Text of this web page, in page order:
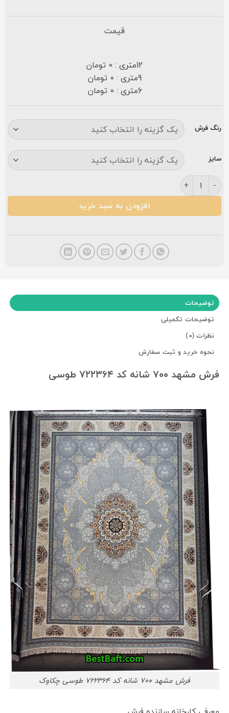
قیمت
12متری : 0 تومان
9متری : 0 تومان
6متری : 0 تومان
رنگ فرش
سایز
فرش مشهد ۷۰۰ شانه کد ۷۲۲۳۶۴ طوسی چکاوک عدد
افزودن به سبد خرید
توضیحات
توضیحات تکمیلی
نظرات (0)
نحوه خرید و ثبت سفارش
فرش مشهد ۷۰۰ شانه کد ۷۲۲۳۶۴ طوسی
فرش مشهد ۷۰۰ شانه کد ۷۲۲۳۶۴ طوسی چکاوک